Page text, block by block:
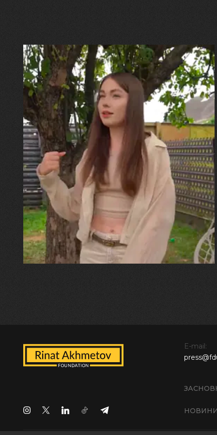
30.07.2026
Калина, Дарина та Віра Папроцькі
"Хвиля була, як від моря,
прозора і велика… Я ледве
встигла схопити племінницю"
E-mail: